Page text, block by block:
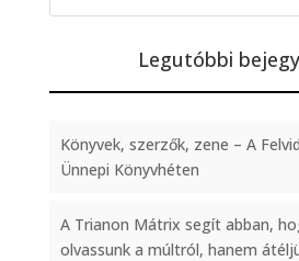
Legutóbbi
Könyvek, szerzők, zene – A
Ünnepi Könyvhéten
A Trianon Mátrix segít abban,
olvassunk a múltról, hanem